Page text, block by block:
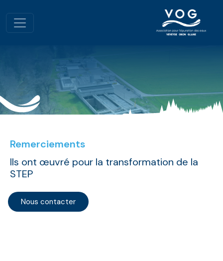
Remerciements
Ils ont œuvré pour la transformation de la
STEP
Nous contacter